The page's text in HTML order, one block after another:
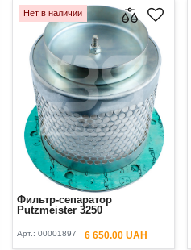
Нет в наличии
Фильтр-сепаратор
Putzmeister 3250
Арт.: 00001897 6 650.00 UAH